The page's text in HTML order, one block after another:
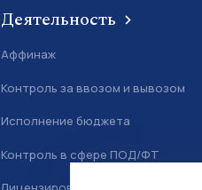
Деятельность
Аффинаж
Контроль за ввозом и вывозом
Исполнение бюджета
Контроль в сфере ПОД/ФТ